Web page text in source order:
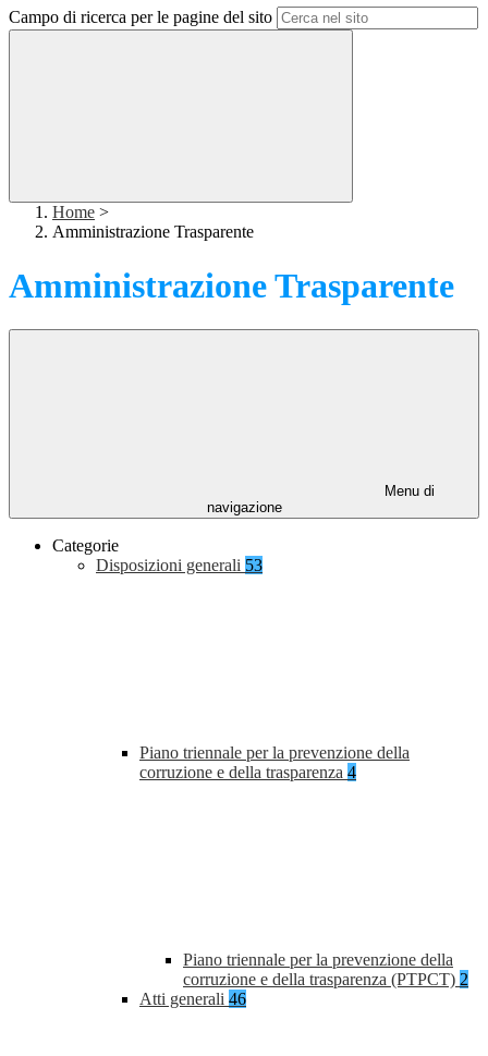
Campo di ricerca per le pagine del sito
Home >
Amministrazione Trasparente
Amministrazione Trasparente
Menu di
navigazione
Categorie
Disposizioni generali 53
Piano triennale per la prevenzione della
corruzione e della trasparenza 4
Piano triennale per la prevenzione della
corruzione e della trasparenza (PTPCT) 2
Atti generali 46